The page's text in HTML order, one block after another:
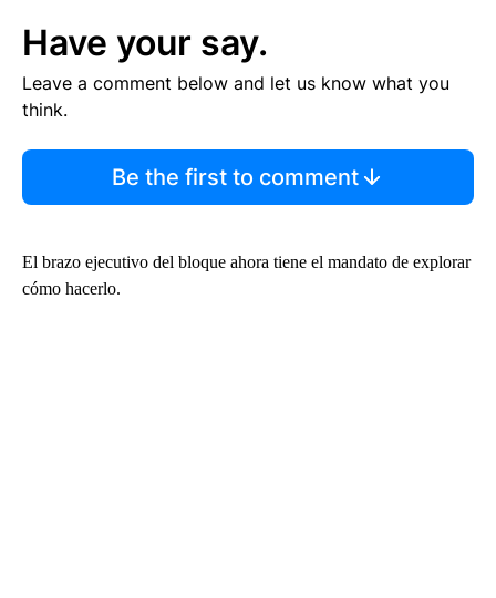
Have your say.
Leave a comment below and let us know what you
think.
Be the first to comment
El brazo ejecutivo del bloque ahora tiene el mandato de explorar
cómo hacerlo.